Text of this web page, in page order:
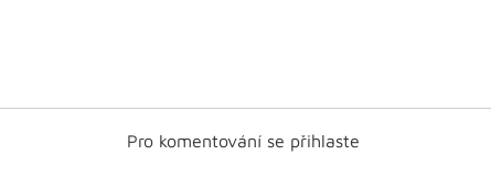
Pro komentování se přihlaste